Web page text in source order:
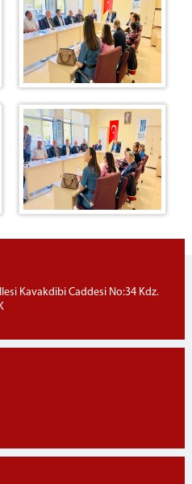
Kavakdibi Caddesi No:34 Kdz.